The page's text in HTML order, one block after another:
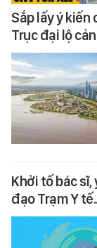
Sắp lấy ý kiến
Trục đại lộ
Khởi tố bác sĩ,
đạo Trạm Y